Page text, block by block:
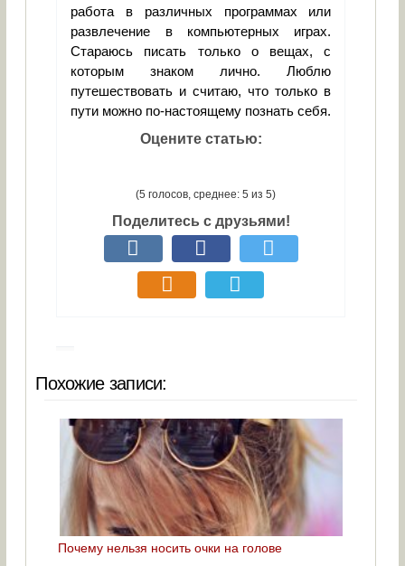
работа в различных программах или
развлечение в компьютерных играх.
Стараюсь писать только о вещах, с
которым знаком лично. Люблю
путешествовать и считаю, что только в
пути можно по-настоящему познать себя.
Оцените статью:
(5 голосов, среднее: 5 из 5)
Поделитесь с друзьями!
Похожие записи:
Почему нельзя носить очки на голове